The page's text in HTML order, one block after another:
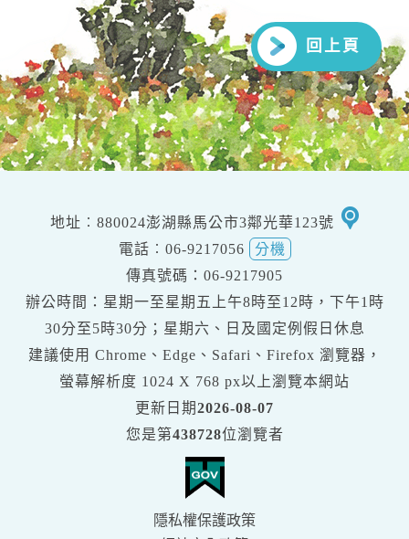
回上頁
地址︰880024澎湖縣馬公市3鄰光華123號
移
交
通
地
電話︰06-9217056
分機
傳真號碼：06-9217905
辦公時間：星期一至星期五上午8時至12時，下午1時
30分至5時30分；星期六、日及國定例假日休息
建議使用 Chrome、Edge、Safari、Firefox 瀏覽器，
螢幕解析度 1024 X 768 px以上瀏覽本網站
更新日期2026-08-07
您是第438728位瀏覽者
隱私權保護政策